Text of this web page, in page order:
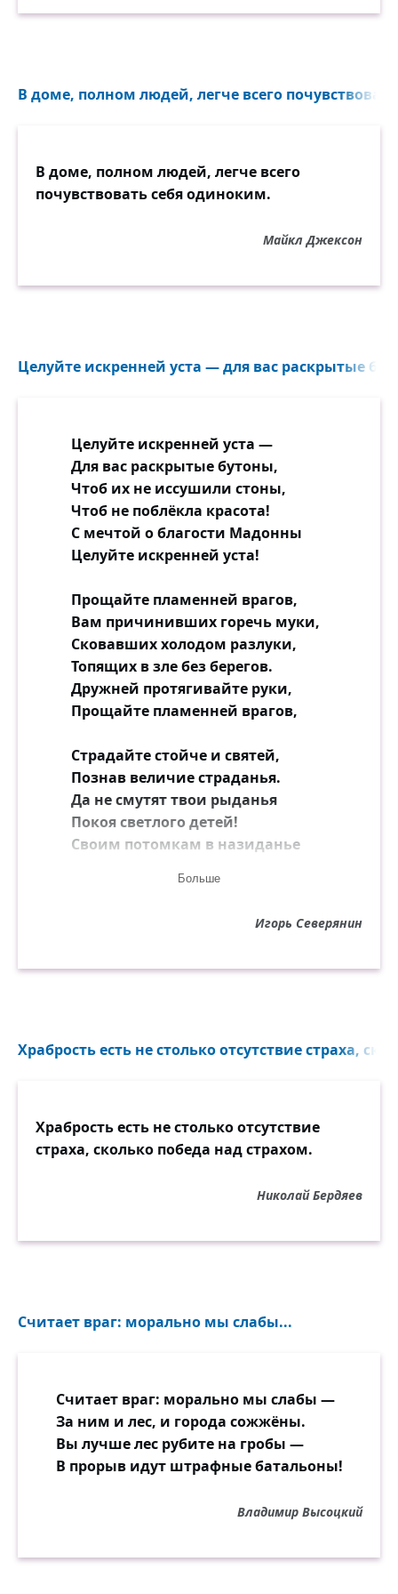
В доме, полном людей, легче всего
В доме, полном людей, легче всего
почувствовать себя одиноким.
Майкл Джексон
Целуйте искренней уста — для вас раскрытые
Целуйте искренней уста —
Для вас раскрытые бутоны,
Чтоб их не иссушили стоны,
Чтоб не поблёкла красота!
С мечтой о благости Мадонны
Целуйте искренней уста!
Прощайте пламенней врагов,
Вам причинивших горечь муки,
Сковавших холодом разлуки,
Топящих в зле без берегов.
Дружней протягивайте руки,
Прощайте пламенней врагов,
Страдайте стойче и святей,
Познав величие страданья.
Да не смутят твои рыданья
Покоя светлого детей!
Своим потомкам в назиданье
Как любят вас, не рассуждая,
Гнать сонмы мертвенных теней...
Больше
Игорь Северянин
Храбрость есть не столько отсутствие страха,
Храбрость есть не столько отсутствие
страха, сколько победа над страхом.
Николай Бердяев
Считает враг: морально мы слабы...
Считает враг: морально мы слабы —
За ним и лес, и города сожжёны.
Вы лучше лес рубите на гробы —
В прорыв идут штрафные батальоны!
Владимир Высоцкий